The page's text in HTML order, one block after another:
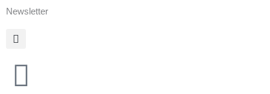
Zum
springen
Newsletter